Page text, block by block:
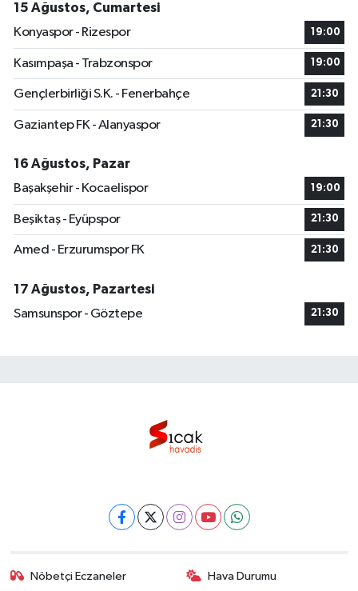
15 Ağustos, Cumartesi
Konyaspor - Rizespor
19:00
Kasımpaşa - Trabzonspor 19:00
Gençlerbirliği S.K. - Fenerbahçe 21:30
Gaziantep FK - Alanyaspor 21:30
16 Ağustos, Pazar
Başakşehir - Kocaelispor
19:00
Beşiktaş - Eyüpspor 21:30
Amed - Erzurumspor FK 21:30
17 Ağustos, Pazartesi
Samsunspor - Göztepe
21:30
Nöbetçi Eczaneler Hava Durumu